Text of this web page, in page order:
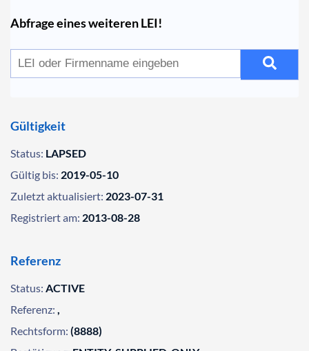
Abfrage eines weiteren LEI!
Gültigkeit
Status: LAPSED
Gültig bis: 2019-05-10
Zuletzt aktualisiert: 2023-07-31
Registriert am: 2013-08-28
Referenz
Status: ACTIVE
Referenz: ,
Rechtsform: (8888)